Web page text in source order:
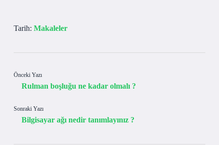
Tarih: Makaleler
Önceki Yazı
Rulman boşluğu ne kadar olmalı ?
Sonraki Yazı
Bilgisayar ağı nedir tanımlayınız ?